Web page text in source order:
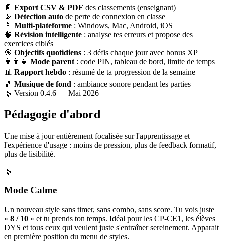
📄 Export CSV & PDF des classements (enseignant)
📡 Détection auto de perte de connexion en classe
📱 Multi-plateforme : Windows, Mac, Android, iOS
🧠 Révision intelligente : analyse tes erreurs et propose des
exercices ciblés
🎯 Objectifs quotidiens : 3 défis chaque jour avec bonus XP
👨‍👩‍👧 Mode parent : code PIN, tableau de bord, limite de temps
📊 Rapport hebdo : résumé de ta progression de la semaine
🎵 Musique de fond : ambiance sonore pendant les parties
🌿 Version 0.4.6 — Mai 2026
Pédagogie d'abord
Une mise à jour entièrement focalisée sur l'apprentissage et
l'expérience d'usage : moins de pression, plus de feedback formatif,
plus de lisibilité.
🌿
Mode Calme
Un nouveau style sans timer, sans combo, sans score. Tu vois juste
« 8 / 10 » et tu prends ton temps. Idéal pour les CP-CE1, les élèves
DYS et tous ceux qui veulent juste s'entraîner sereinement. Apparait
en première position du menu de styles.